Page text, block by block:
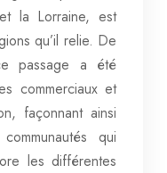
la Lorraine, est
qu’il relie. De
passage a été
commerciaux et
façonnant ainsi
qui
les différentes